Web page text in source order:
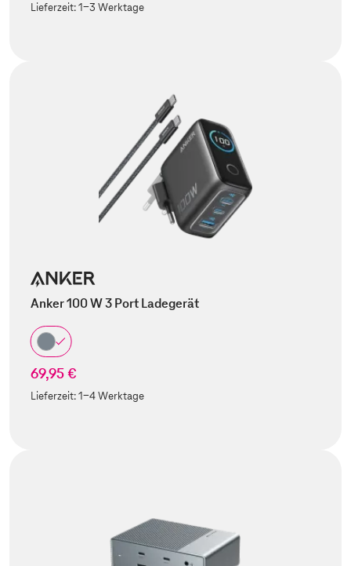
Lieferzeit:1-3 Werktage
Anker 100 W 3 Port Ladegerät
69,95 €
Lieferzeit:1-4 Werktage